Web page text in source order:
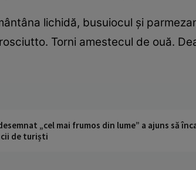
lichidă, busuiocul şi
Torni amestecul de ouă.
„cel mai frumos din lume” a ajuns să
de turiști